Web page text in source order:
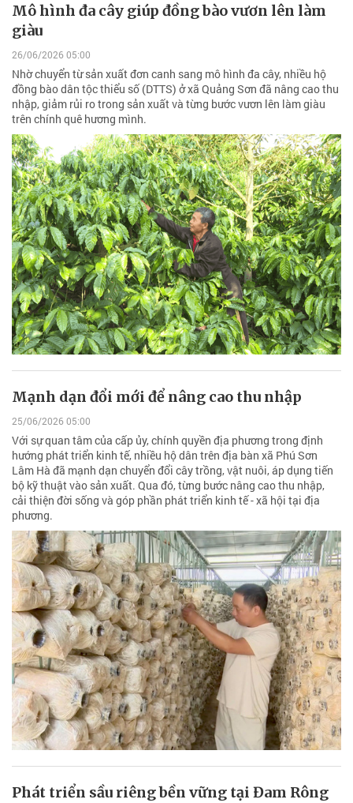
Mô hình đa cây giúp đồng bào vươn lên làm
giàu
26/06/2026 05:00
Nhờ chuyển từ sản xuất đơn canh sang mô hình đa cây, nhiều hộ
đồng bào dân tộc thiểu số (DTTS) ở xã Quảng Sơn đã nâng cao thu
nhập, giảm rủi ro trong sản xuất và từng bước vươn lên làm giàu
trên chính quê hương mình.
Mạnh dạn đổi mới để nâng cao thu nhập
25/06/2026 05:00
Với sự quan tâm của cấp ủy, chính quyền địa phương trong định
hướng phát triển kinh tế, nhiều hộ dân trên địa bàn xã Phú Sơn
Lâm Hà đã mạnh dạn chuyển đổi cây trồng, vật nuôi, áp dụng tiến
bộ kỹ thuật vào sản xuất. Qua đó, từng bước nâng cao thu nhập,
cải thiện đời sống và góp phần phát triển kinh tế - xã hội tại địa
phương.
Phát triển sầu riêng bền vững tại Đam Rông